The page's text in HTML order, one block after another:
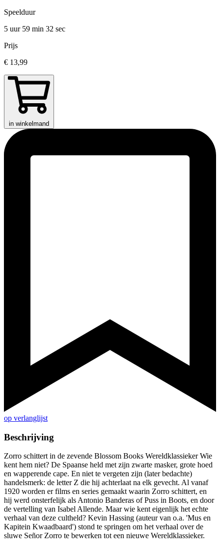
Speelduur
5 uur 59 min 32 sec
Prijs
€ 13,99
in winkelmand
op verlanglijst
Beschrijving
Zorro schittert in de zevende Blossom Books Wereldklassieker Wie
kent hem niet? De Spaanse held met zijn zwarte masker, grote hoed
en wapperende cape. En niet te vergeten zijn (later bedachte)
handelsmerk: de letter Z die hij achterlaat na elk gevecht. Al vanaf
1920 worden er films en series gemaakt waarin Zorro schittert, en
hij werd onsterfelijk als Antonio Banderas of Puss in Boots, en door
de vertelling van Isabel Allende. Maar wie kent eigenlijk het echte
verhaal van deze cultheld? Kevin Hassing (auteur van o.a. 'Mus en
Kapitein Kwaadbaard') stond te springen om het verhaal over de
sluwe Señor Zorro te bewerken tot een nieuwe Wereldklassieker.